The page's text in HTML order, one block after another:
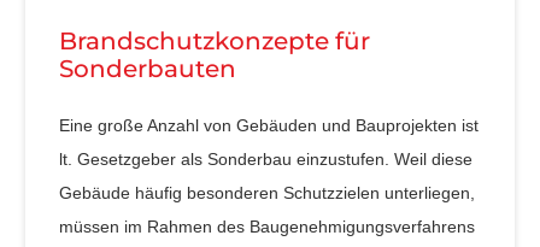
Brandschutzkonzepte für
Sonderbauten
Eine große Anzahl von Gebäuden und Bauprojekten ist
lt. Gesetzgeber als Sonderbau einzustufen. Weil diese
Gebäude häufig besonderen Schutzzielen unterliegen,
müssen im Rahmen des Baugenehmigungsverfahrens